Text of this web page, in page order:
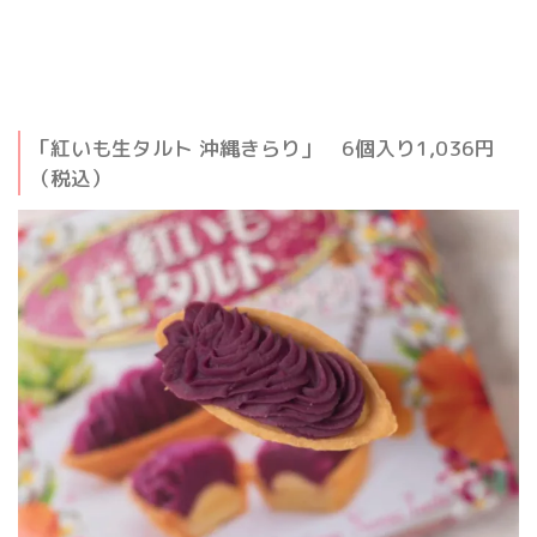
「紅いも生タルト 沖縄きらり」 6個入り1,036円
（税込）